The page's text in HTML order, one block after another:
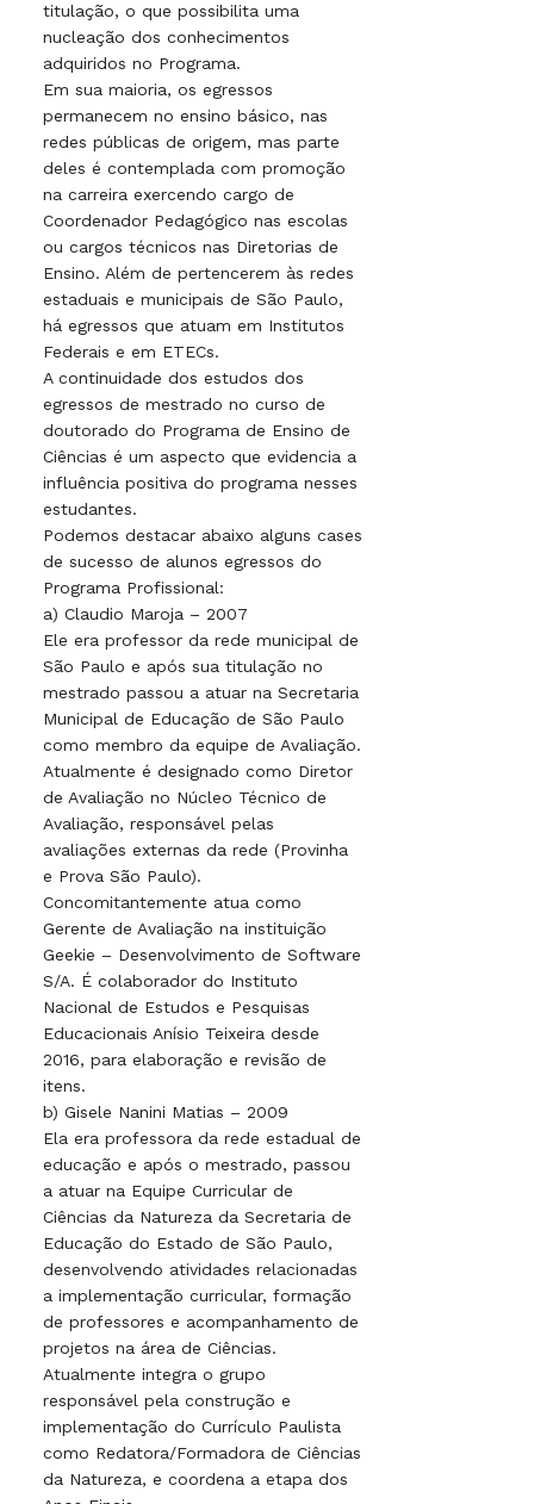
titulação, o que possibilita uma
nucleação dos conhecimentos
adquiridos no Programa.
Em sua maioria, os egressos
permanecem no ensino básico, nas
redes públicas de origem, mas parte
deles é contemplada com promoção
na carreira exercendo cargo de
Coordenador Pedagógico nas escolas
ou cargos técnicos nas Diretorias de
Ensino. Além de pertencerem às redes
estaduais e municipais de São Paulo,
há egressos que atuam em Institutos
Federais e em ETECs.
A continuidade dos estudos dos
egressos de mestrado no curso de
doutorado do Programa de Ensino de
Ciências é um aspecto que evidencia a
influência positiva do programa nesses
estudantes.
Podemos destacar abaixo alguns cases
de sucesso de alunos egressos do
Programa Profissional:
a) Claudio Maroja – 2007
Ele era professor da rede municipal de
São Paulo e após sua titulação no
mestrado passou a atuar na Secretaria
Municipal de Educação de São Paulo
como membro da equipe de Avaliação.
Atualmente é designado como Diretor
de Avaliação no Núcleo Técnico de
Avaliação, responsável pelas
avaliações externas da rede (Provinha
e Prova São Paulo).
Concomitantemente atua como
Gerente de Avaliação na instituição
Geekie – Desenvolvimento de Software
S/A. É colaborador do Instituto
Nacional de Estudos e Pesquisas
Educacionais Anísio Teixeira desde
2016, para elaboração e revisão de
itens.
b) Gisele Nanini Matias – 2009
Ela era professora da rede estadual de
educação e após o mestrado, passou
a atuar na Equipe Curricular de
Ciências da Natureza da Secretaria de
Educação do Estado de São Paulo,
desenvolvendo atividades relacionadas
a implementação curricular, formação
de professores e acompanhamento de
projetos na área de Ciências.
Atualmente integra o grupo
responsável pela construção e
implementação do Currículo Paulista
como Redatora/Formadora de Ciências
da Natureza, e coordena a etapa dos